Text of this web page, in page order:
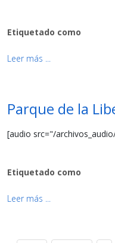
Etiquetado como
Leer más ...
Parque de la
[audio src="/
Etiquetado como
Leer más ...